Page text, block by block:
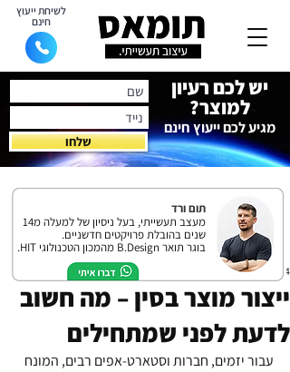
לשיחת ייעוץ
חינם
יש לכם רעיון
למוצר?
מגיע לכם ייעוץ חינם
שלחו
ייצור מוצר בסין – מה חשוב
לדעת לפני שמתחילים
24 באוג׳ 2025
עבור יזמים, חברות וסטארט-אפים רבים, המונח
תום ורד
מעצב תעשייתי, בעל ניסיון של למעלה מ14
שנים בהובלת פרויקטים חדשניים.
בוגר תואר B.Design מהמכון הטכנולוגי HIT.